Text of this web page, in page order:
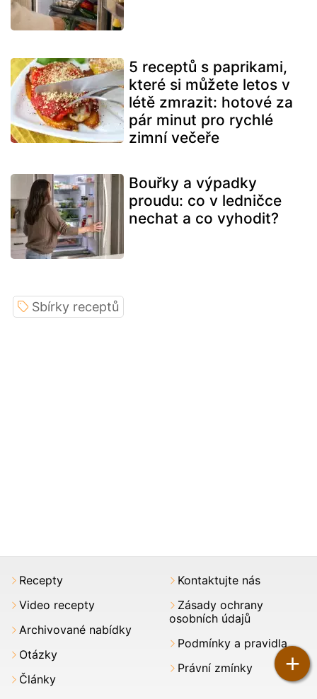
5 receptů s paprikami,
které si můžete letos v
létě zmrazit: hotové za
pár minut pro rychlé
zimní večeře
Bouřky a výpadky
proudu: co v ledničce
nechat a co vyhodit?
+
Sbírky receptů
Recepty
Video recepty
Archivované nabídky
Otázky
Články
Kontaktujte nás
Zásady ochrany
osobních údajů
Podmínky a pravidla
Právní zmínky